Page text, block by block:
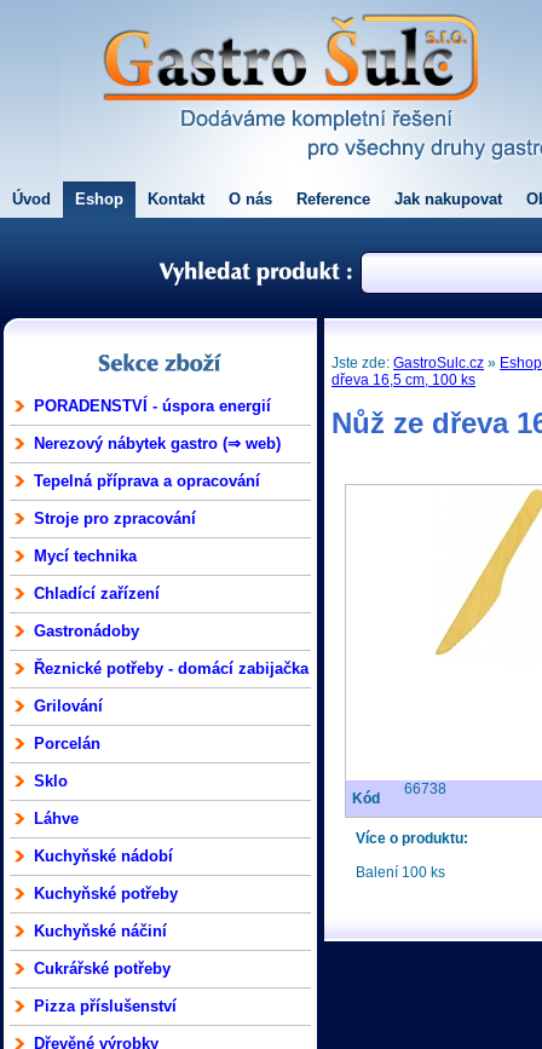
Úvod Eshop Kontakt O nás Reference Jak nakupovat
PORADENSTVÍ - úspora energií
Nerezový nábytek gastro (⇒ web)
Tepelná příprava a opracování
Stroje pro zpracování
Mycí technika
Chladící zařízení
Gastronádoby
Řeznické potřeby - domácí zabijačka
Grilování
Porcelán
Sklo
Láhve
Kuchyňské nádobí
Kuchyňské potřeby
Kuchyňské náčiní
Cukrářské potřeby
Pizza příslušenství
Dřevěné výrobky
Jste zde:GastroSulc.cz » Eshop
dřeva 16,5 cm, 100 ks
Nůž ze dřeva
Kód
66738
Více o produktu:
Balení 100 ks